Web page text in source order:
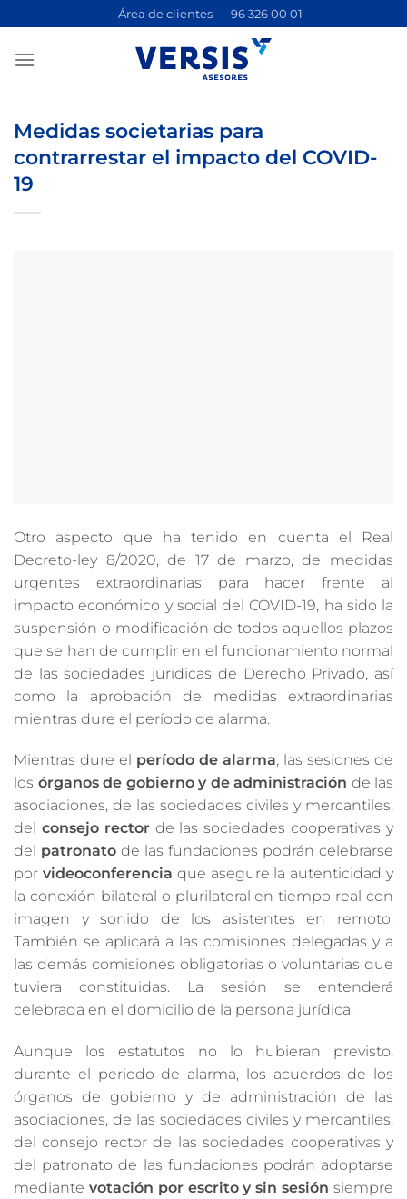
contenido
Área de clientes 96 326 00 01
Medidas societarias para
contrarrestar el impacto del COVID-
19
Otro aspecto que ha tenido en cuenta el Real
Decreto-ley 8/2020, de 17 de marzo, de medidas
urgentes extraordinarias para hacer frente al
impacto económico y social del COVID-19, ha sido la
suspensión o modificación de todos aquellos plazos
que se han de cumplir en el funcionamiento normal
de las sociedades jurídicas de Derecho Privado, así
como la aprobación de medidas extraordinarias
mientras dure el período de alarma.
Mientras dure el período de alarma, las sesiones de
los órganos de gobierno y de administración de las
asociaciones, de las sociedades civiles y mercantiles,
del consejo rectorde las sociedades cooperativas y
del patronato de las fundaciones podrán celebrarse
por videoconferencia que asegure la autenticidad y
la conexión bilateral o plurilateral en tiempo real con
imagen y sonido de los asistentes en remoto.
También se aplicará a las comisiones delegadas y a
las demás comisiones obligatorias o voluntarias que
tuviera constituidas. La sesión se entenderá
celebrada en el domicilio de la persona jurídica.
Aunque los estatutos no lo hubieran previsto,
durante el periodo de alarma, los acuerdos de los
órganos de gobierno y de administración de las
asociaciones, de las sociedades civiles y mercantiles,
del consejo rector de las sociedades cooperativas y
del patronato de las fundaciones podrán adoptarse
mediante votación por escrito y sin sesión siempre